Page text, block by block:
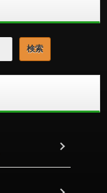
検索